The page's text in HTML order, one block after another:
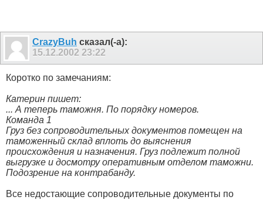
CrazyBuh сказал(-а):
15.12.2002 23:22
Коротко по замечаниям:
Катерин пишет:
... А теперь таможня. По порядку номеров.
Команда 1
Груз без сопроводительных документов помещен на
таможенный склад вплоть до выяснения
происхождения и назначения. Груз подлежит полной
выгрузке и досмотру оперативным отделом таможни.
Подозрение на контрабанду.
Все недостающие сопроводительные документы по